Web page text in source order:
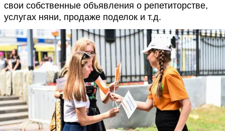
свои собственные объявления о репетиторстве,
услугах няни, продаже поделок и т.д.